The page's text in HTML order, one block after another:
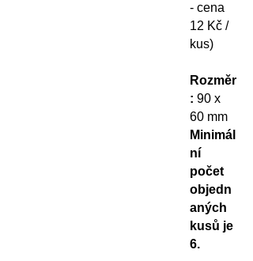
- cena
12 Kč /
kus)
Rozměr
: 90 x
60 mm
Minimál
ní
počet
objedn
aných
kusů je
6.